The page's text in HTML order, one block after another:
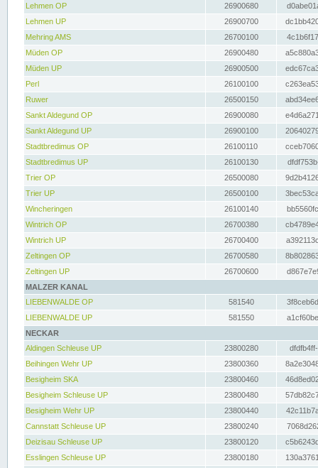
Lehmen OP
26900680
Lehmen UP
26900700
Mehring AMS
26700100
Müden OP
26900480
Müden UP
26900500
Perl
26100100
Ruwer
26500150
Sankt Aldegund OP
26900080
Sankt Aldegund UP
26900100
Stadtbredimus OP
26100110
Stadtbredimus UP
26100130
Trier OP
26500080
Trier UP
26500100
Wincheringen
26100140
Wintrich OP
26700380
Wintrich UP
26700400
Zeltingen OP
26700580
Zeltingen UP
26700600
MALZER KANAL
LIEBENWALDE OP
581540
LIEBENWALDE UP
581550
NECKAR
Aldingen Schleuse UP
23800280
Beihingen Wehr UP
23800360
Besigheim SKA
23800460
Besigheim Schleuse UP
23800480
Besigheim Wehr UP
23800440
Cannstatt Schleuse UP
23800240
Deizisau Schleuse UP
23800120
Esslingen Schleuse UP
23800180